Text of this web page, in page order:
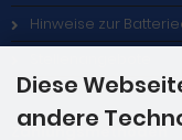
Hinweise zur
Zahlungsmethoden
Diese
andere